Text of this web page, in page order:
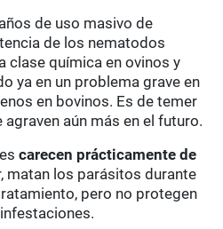
de uso masivo de
de los nematodos
clase química en ovinos y
ya en un problema grave en
en bovinos. Es de temer
aún más en el futuro.
carecen prácticamente de
matan los parásitos durante
pero no protegen